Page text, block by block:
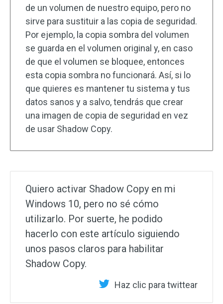
de un volumen de nuestro equipo, pero no
sirve para sustituir a las copia de seguridad.
Por ejemplo, la copia sombra del volumen
se guarda en el volumen original y, en caso
de que el volumen se bloquee, entonces
esta copia sombra no funcionará. Así, si lo
que quieres es mantener tu sistema y tus
datos sanos y a salvo, tendrás que crear
una imagen de copia de seguridad en vez
de usar Shadow Copy.
Quiero activar Shadow Copy en mi
Windows 10, pero no sé cómo
utilizarlo. Por suerte, he podido
hacerlo con este artículo siguiendo
unos pasos claros para habilitar
Shadow Copy.
Haz clic para twittear